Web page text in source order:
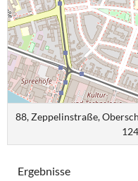
88, Zeppelinstraße,
Ergebnisse